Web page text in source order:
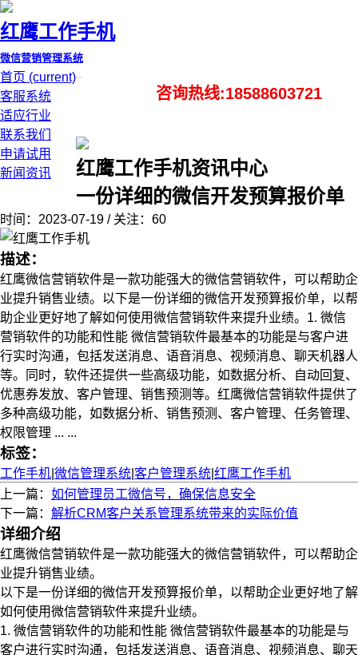
红鹰工作手机
微信营销管理系统
首页 (current)
客服系统
适应行业
联系我们
申请试用
新闻资讯
咨询热线:18588603721
红鹰工作手机资讯中心
一份详细的微信开发预算报价单
时间：2023-07-19 / 关注：60
描述：
红鹰微信营销软件是一款功能强大的微信营销软件，可以帮助企
业提升销售业绩。以下是一份详细的微信开发预算报价单，以帮
助企业更好地了解如何使用微信营销软件来提升业绩。1. 微信
营销软件的功能和性能 微信营销软件最基本的功能是与客户进
行实时沟通，包括发送消息、语音消息、视频消息、聊天机器人
等。同时，软件还提供一些高级功能，如数据分析、自动回复、
优惠券发放、客户管理、销售预测等。红鹰微信营销软件提供了
多种高级功能，如数据分析、销售预测、客户管理、任务管理、
权限管理 ... ...
标签：
工作手机 微信管理系统 客户管理系统 红鹰工作手机
上一篇： 如何管理员工微信号，确保信息安全
下一篇： 解析CRM客户关系管理系统带来的实际价值
详细介绍
红鹰微信营销软件是一款功能强大的微信营销软件，可以帮助企
业提升销售业绩。
以下是一份详细的微信开发预算报价单，以帮助企业更好地了解
如何使用微信营销软件来提升业绩。
1. 微信营销软件的功能和性能 微信营销软件最基本的功能是与
客户进行实时沟通，包括发送消息、语音消息、视频消息、聊天